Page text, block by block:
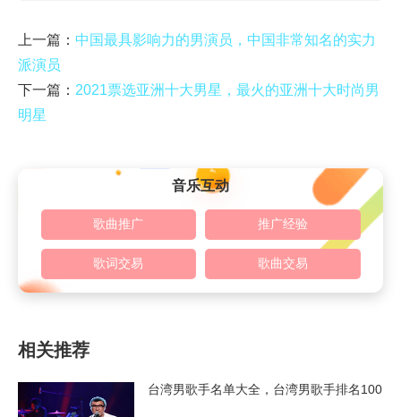
上一篇： 中国最具影响力的男演员，中国非常知名的实力
派演员
下一篇： 2021票选亚洲十大男星，最火的亚洲十大时尚男
明星
音乐互动
歌曲推广 推广经验
歌词交易 歌曲交易
相关推荐
台湾男歌手名单大全，台湾男歌手排名100